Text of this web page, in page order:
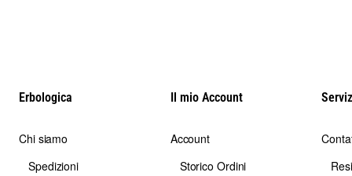
Erbologica
Chi siamo
Spedizioni
Il mio Account
Account
Storico Ordini